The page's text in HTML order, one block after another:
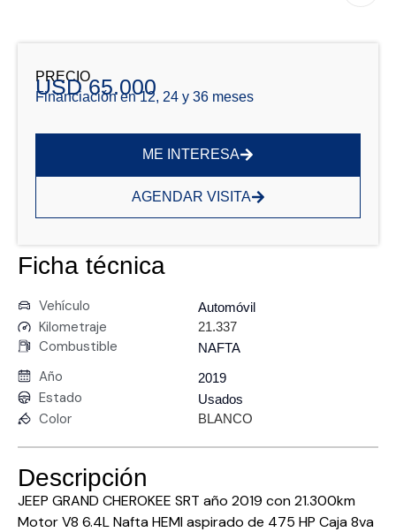
PRECIO
USD 65.000
Financiación en 12, 24 y 36 meses
ME INTERESA
AGENDAR VISITA
Ficha técnica
Vehículo Automóvil
Kilometraje 21.337
Combustible NAFTA
Año 2019
Estado Usados
Color BLANCO
Descripción
JEEP GRAND CHEROKEE SRT año 2019 con 21.300km
Motor V8 6.4L Nafta HEMI aspirado de 475 HP Caja 8va